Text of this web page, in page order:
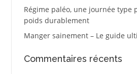
Régime paléo, une journée type
poids durablement
Manger sainement – Le guide
Commentaires récents